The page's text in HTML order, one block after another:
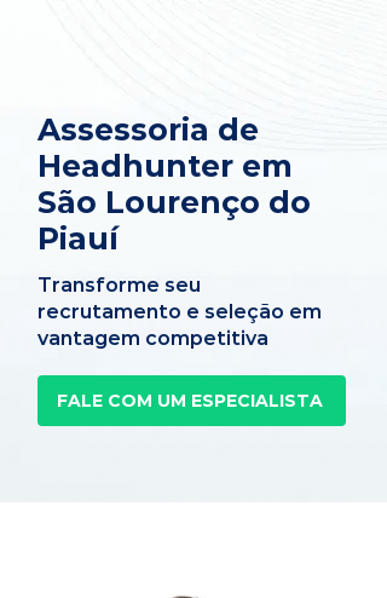
Assessoria de
Headhunter em
São Lourenço do
Piauí
Transforme seu
recrutamento e seleção em
vantagem competitiva
FALE COM UM ESPECIALISTA